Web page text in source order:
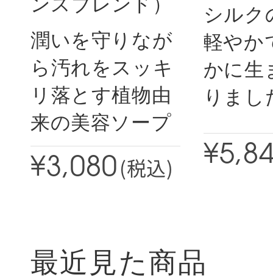
ンスブレンド）
潤いを守りなが
ら汚れをスッキ
リ落とす植物由
来の美容ソープ
¥3,080(税込)
シルク
軽やか
かに生
りまし
最近見た商品